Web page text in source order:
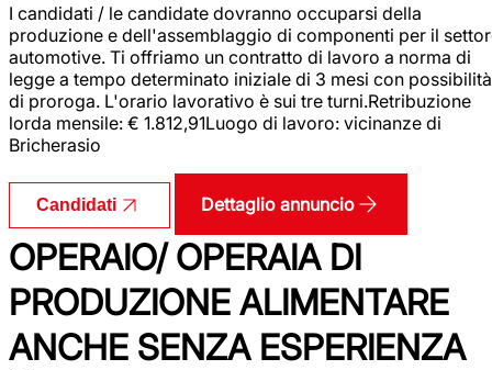
I candidati / le candidate dovranno occuparsi della
produzione e dell'assemblaggio di componenti per il
automotive. Ti offriamo un contratto di lavoro a norma di
legge a tempo determinato iniziale di 3 mesi con possibilità
di proroga. L'orario lavorativo è sui tre turni.Retribuzione
lorda mensile: € 1.812,91Luogo di lavoro: vicinanze di
Bricherasio
Candidati Dettaglio annuncio
OPERAIO/ OPERAIA DI
PRODUZIONE ALIMENTARE
ANCHE SENZA ESPERIENZA